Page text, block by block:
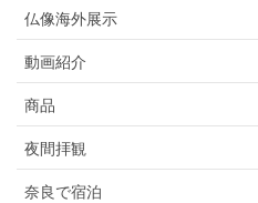
仏像海外展示
動画紹介
商品
夜間拝観
奈良で宿泊